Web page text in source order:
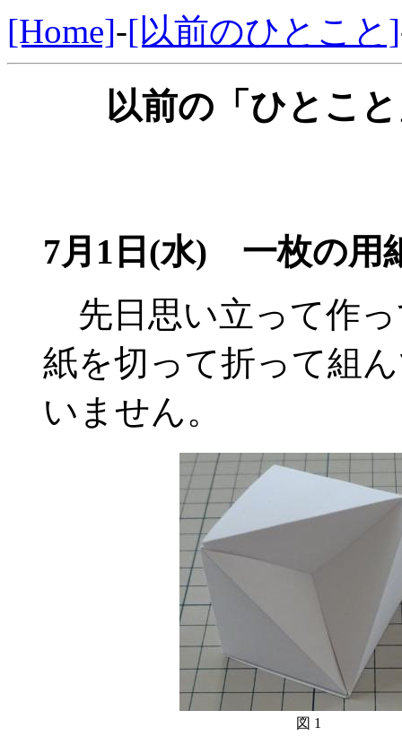
[Home]-[以前のひとこと]
以前の「ひとこ
7月1日(水) 一枚の用
先日思い立って作
紙を切って折って組
いません。
図 1